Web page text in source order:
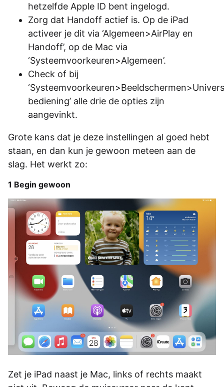
hetzelfde Apple ID bent ingelogd.
Zorg dat Handoff actief is. Op de iPad
activeer je dit via ‘Algemeen>AirPlay en
Handoff’, op de Mac via
‘Systeemvoorkeuren>Algemeen’.
Check of bij
bediening’ alle drie de opties zijn
aangevinkt.
Grote kans dat je deze instellingen al goed hebt
staan, en dan kun je gewoon meteen aan de
slag. Het werkt zo:
1 Begin gewoon
Zet je iPad naast je Mac, links of rechts maakt